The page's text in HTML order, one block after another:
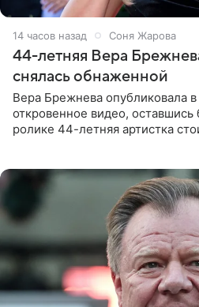
14 часов назад Соня Жарова
44-летняя Вера
снялась обнаженной
Вера Брежнева опубликовала
откровенное видео, оставшись
ролике 44-летняя артистка